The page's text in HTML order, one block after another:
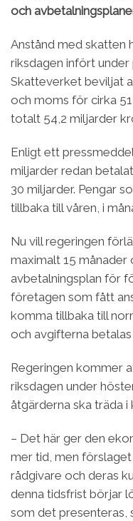
och
Anstånd med skatten
riksdagen infört under
Skatteverket beviljat
och moms för cirka
totalt 54,2 miljarder
Enligt ett
miljarder redan
30 miljarder. Pengar
tillbaka till våren, i
Nu vill regeringen
maximalt 15 månader
avbetalningsplan för
företagen som fått
komma tillbaka till
och avgifterna
Regeringen kommer
riksdagen under
åtgärderna ska träda i
− Det här ger den
mer tid, men
rådgivare och deras
denna tidsfrist börjar
som det presenteras,